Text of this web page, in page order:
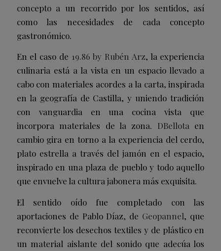
concepto a un recorrido por los sentidos, así
como las necesidades de cada concepto
gastronómico.
En el caso de 19.86 by Rubén Arz, la experiencia
culinaria está a la vista en un espacio llevado a
cabo con materiales acordes a la carta, inspirada
en la geografía de Castilla, y uniendo tradición
con vanguardia en una cocina vista que
incorpora materiales de la zona. DBellota en
cambio gira en torno a la experiencia del cerdo,
plato estrella a través del jamón en el espacio,
inspirado en una plaza de pueblo y todo aquello
que envuelve la cultura jabonera más exquisita.
El sentido oído fue completado con las
aportaciones de Pablo Díaz, de Geopannel, que
reconvierte los desechos textiles y de plástico en
un material aislante del sonido que adecúa los